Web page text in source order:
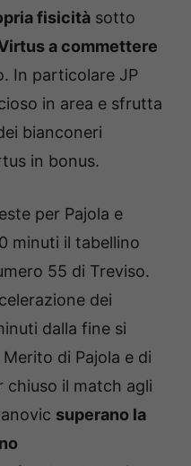
fisicità sotto
a commettere
In particolare JP
in area e sfrutta
bianconeri
in bonus.
per Pajola e
minuti il tabellino
55 di Treviso.
dei
dalla fine si
di Pajola e di
chiuso il match agli
superano la